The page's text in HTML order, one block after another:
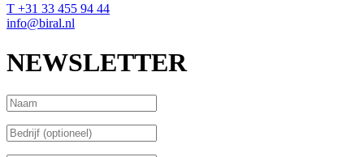
T +31 33 455 94 44
info@biral.nl
NEWSLETTER